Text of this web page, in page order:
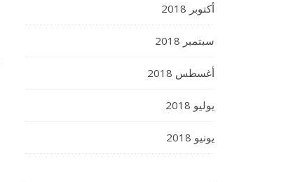
أكتوبر 2018
سبتمبر 2018
أغسطس 2018
يوليو 2018
يونيو 2018